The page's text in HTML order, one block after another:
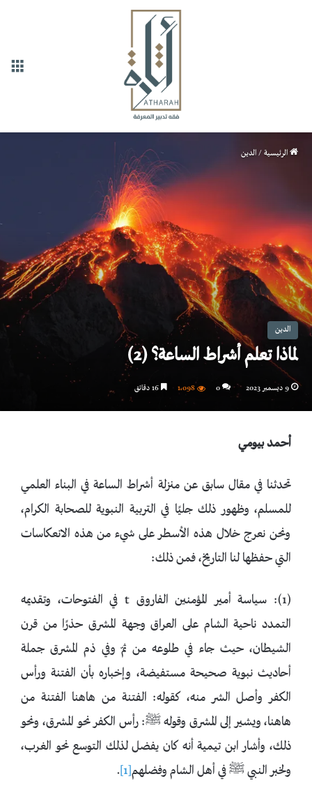
الرئيسية / الدين
الدين
لماذا تعلم أشراط الساعة؟ (2)
9 ديسمبر 2023 0 1٬098
أحمد بيومي
تحدثنا في مقال سابق عن منزلة أشراط الساعة في البناء العلمي
للمسلم، وظهور ذلك جليًا في التربية النبوية للصحابة الكرام،
ونحن نعرج خلال هذه الأسطر على شيء من هذه الانعكاسات
التي حفظها لنا التاريخ، فمن ذلك:
(1): سياسة أمير المؤمنين الفاروق t في الفتوحات، وتقديمه
التمدد ناحية الشام على العراق وجهة المشرق حذرًا من قرن
الشيطان، حيث جاء في طلوعه من ثمّ وفي ذم المشرق جملة
أحاديث نبوية صحيحة مستفيضة، وإخباره بأن الفتنة ورأس
الكفر وأصل الشر منه، كقوله: الفتنة من هاهنا الفتنة من
هاهنا، ويشير إلى المشرق وقوله ﷺ: رأس الكفر نحو المشرق، ونحو
ذلك، وأشار ابن تيمية أنه كان يفضل لذلك التوسع نحو الغرب،
ولخبر النبي ﷺ في أهل الشام وفضلهم[1]
.